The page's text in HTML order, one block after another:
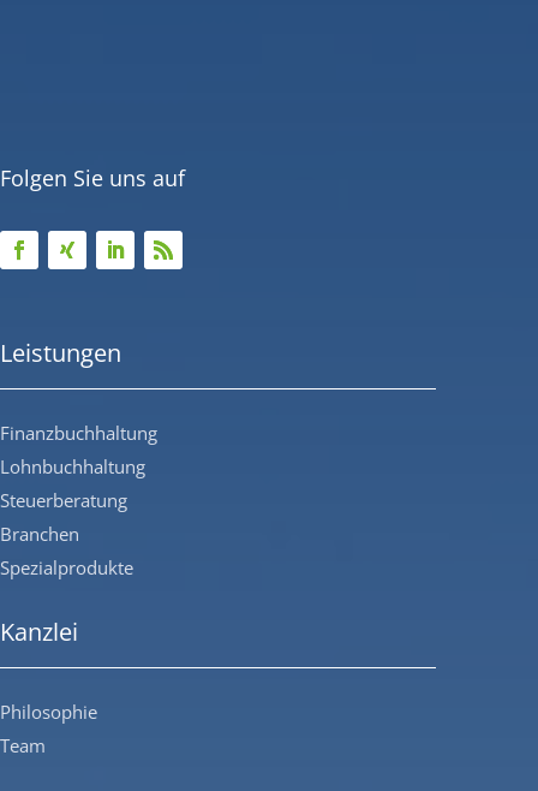
Folgen Sie uns auf
Leistungen
Finanzbuchhaltung
Lohnbuchhaltung
Steuerberatung
Branchen
Spezialprodukte
Kanzlei
Philosophie
Team